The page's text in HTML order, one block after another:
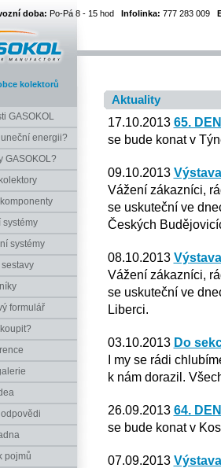
doba: Po-Pá 8 - 15 hod Infolinka: 777 283 009
kolektorů
GASOKOL
energii?
GASOKOL?
systémy
formulář
pojmů
Aktuality
17.10.2013 65.
se bude konat v
09.10.2013
Vážení zákazníci,
se uskuteční ve
Českých
08.10.2013
Vážení zákazníci,
se uskuteční ve
Liberci.
03.10.2013 Do
I my se rádi
k nám dorazil.
26.09.2013 64.
se bude konat v
07.09.2013